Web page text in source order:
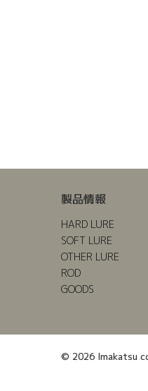
製品情報
HARD LURE
SOFT LURE
OTHER LURE
ROD
GOODS
© 2026 Imakatsu